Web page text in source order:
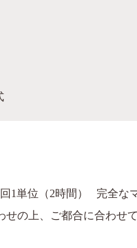
回1単位（2時間） 完全な
の上、ご都合に合わせ